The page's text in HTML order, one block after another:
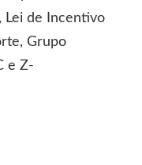
Lei de Incentivo
Grupo
e Z-